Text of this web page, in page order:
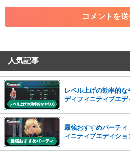
・各ゲームのネタバレを含む内容の
・その他、管理者が不適切と判断し
コメントの削除を申請する
せていただきます。ご了承ください
※一度削除したコメントは復元がで
さい。
また、過度な利用規約の違反や、弊社に損
った場合は、法的措置をとらせていただく
かじめご理解くださいませ。
人気記事
レベル上げの効率的
ディフィニティブエデ
最強おすすめパーテ
ィニティブエディショ